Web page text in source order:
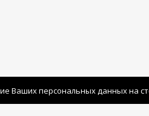
Ваших персональных данных на